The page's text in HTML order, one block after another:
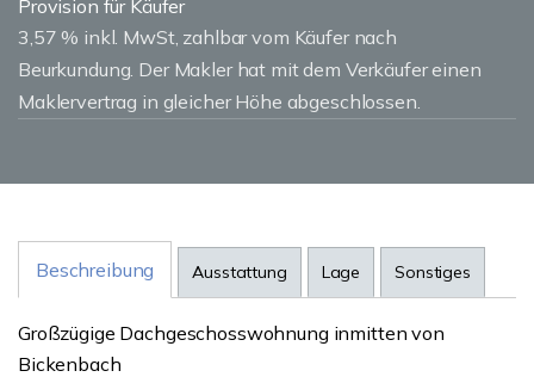
Provision für Käufer
3,57 % inkl. MwSt, zahlbar vom Käufer nach
Beurkundung. Der Makler hat mit dem Verkäufer einen
Maklervertrag in gleicher Höhe abgeschlossen.
Beschreibung Ausstattung Lage Sonstiges
Großzügige Dachgeschosswohnung inmitten von
Bickenbach